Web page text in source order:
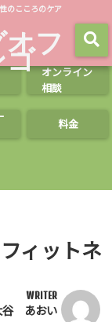
のこころのケア
フ
ゴ オンライン
相談
料金
ィットネ
WRITER
谷 あおい